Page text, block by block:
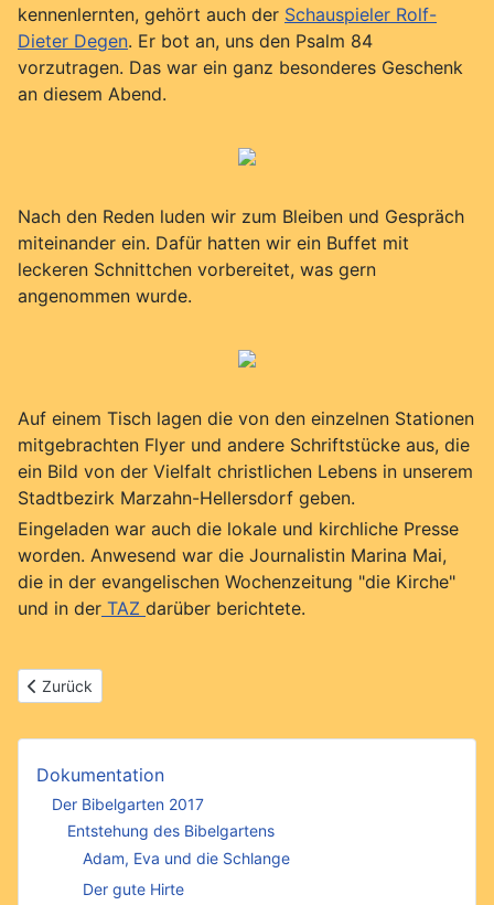
kennenlernten, gehört auch der Schauspieler Rolf-
Dieter Degen. Er bot an, uns den Psalm 84
vorzutragen. Das war ein ganz besonderes Geschenk
an diesem Abend.
Nach den Reden luden wir zum Bleiben und Gespräch
miteinander ein. Dafür hatten wir ein Buffet mit
leckeren Schnittchen vorbereitet, was gern
angenommen wurde.
Auf einem Tisch lagen die von den einzelnen Stationen
mitgebrachten Flyer und andere Schriftstücke aus, die
ein Bild von der Vielfalt christlichen Lebens in unserem
Stadtbezirk Marzahn-Hellersdorf geben.
Eingeladen war auch die lokale und kirchliche Presse
worden. Anwesend war die Journalistin Marina Mai,
die in der evangelischen Wochenzeitung "die Kirche"
und in der TAZ darüber berichtete.
Vorheriger Beitrag: In M-H - ein Überblick
Zurück
Dokumentation
Der Bibelgarten 2017
Entstehung des Bibelgartens
Adam, Eva und die Schlange
Der gute Hirte